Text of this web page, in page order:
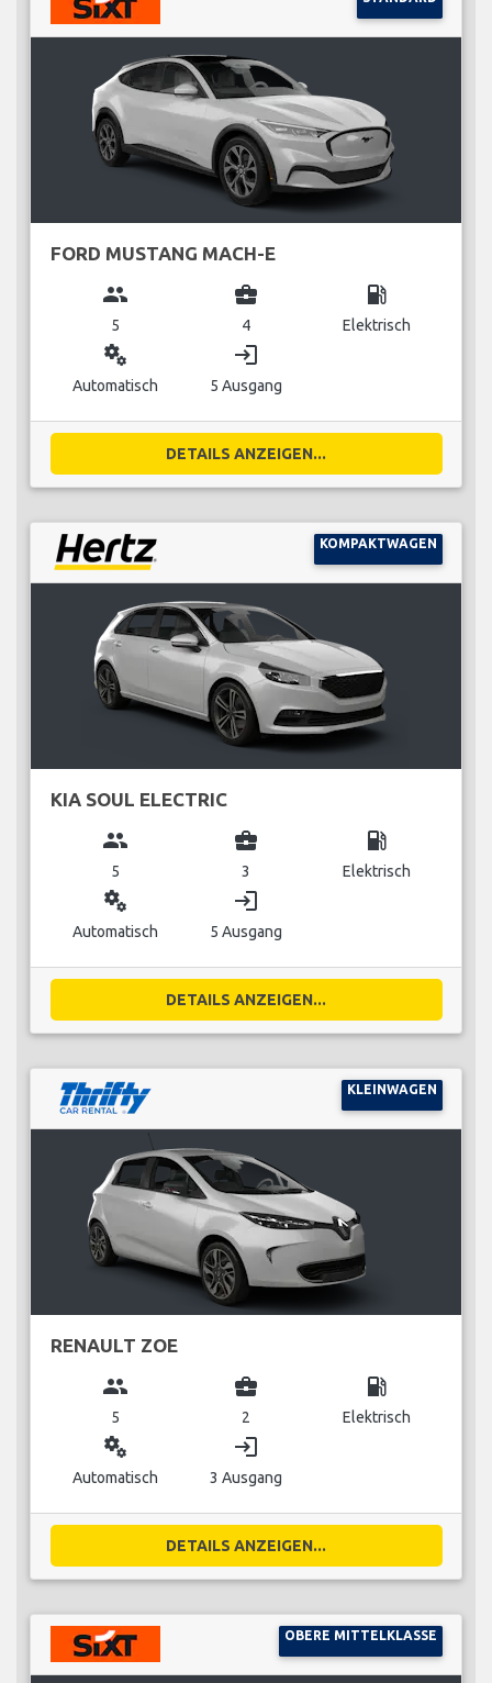
FORD MUSTANG MACH-E
group
5
business_center
4
local_gas_station
Elektrisch
miscellaneous_services
Automatisch
login
5 Ausgang
DETAILS ANZEIGEN...
KOMPAKTWAGEN
KIA SOUL ELECTRIC
group
5
business_center
3
local_gas_station
Elektrisch
miscellaneous_services
Automatisch
login
5 Ausgang
DETAILS ANZEIGEN...
KLEINWAGEN
RENAULT ZOE
group
5
business_center
2
local_gas_station
Elektrisch
miscellaneous_services
Automatisch
login
3 Ausgang
DETAILS ANZEIGEN...
OBERE MITTELKLASSE